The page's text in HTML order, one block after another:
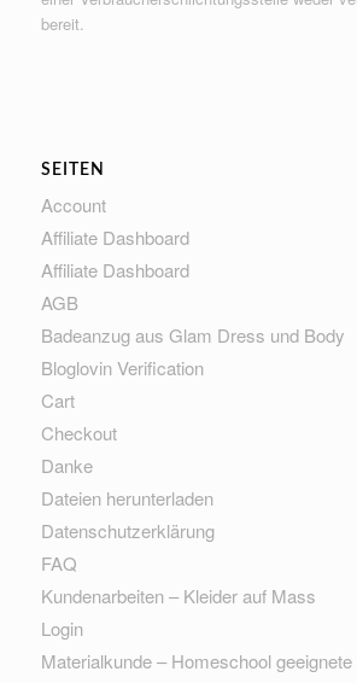
bereit.
SEITEN
Account
Affiliate Dashboard
Affiliate Dashboard
AGB
Badeanzug aus Glam Dress und Body
Bloglovin Verification
Cart
Checkout
Danke
Dateien herunterladen
Datenschutzerklärung
FAQ
Kundenarbeiten – Kleider auf Mass
Login
Materialkunde – Homeschool